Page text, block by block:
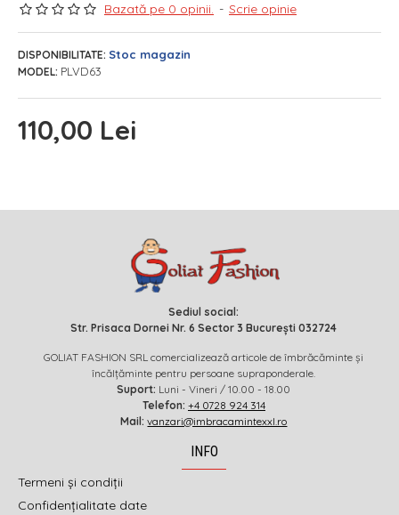
Bazată pe 0 opinii. - Scrie opinie
110,00 Lei
DISPONIBILITATE: Stoc magazin
MODEL: PLVD63
Sediul social:
Str. Prisaca Dornei Nr. 6 Sector 3 București 032724
GOLIAT FASHION SRL comercializează articole de îmbrăcăminte și
încălțăminte pentru persoane supraponderale.
Suport: Luni - Vineri / 10.00 - 18.00
Telefon: +4 0728 924 314
Mail: vanzari@imbracamintexxl.ro
INFO
Termeni și condiții
Confidențialitate date